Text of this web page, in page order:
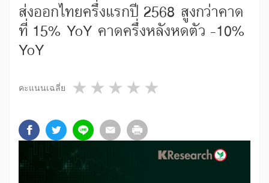
ส่งออกไทยครึ่งแรกปี 2568 สูงกว่าคาด
ที่ 15% YoY คาดครึ่งหลังหดตัว -10%
YoY
คะแนนเฉลี่ย 4 stars
3 stars
2 stars
1 star